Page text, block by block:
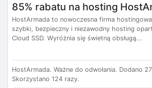
85% rabatu na hosting
HostArmada to nowoczesna firma
szybki, bezpieczny i niezawodny hosting
Cloud SSD. Wyróżnia się świetną obsługą...
HostArmada. Ważne do odwołania. Dodano
Skorzystano 124 razy.